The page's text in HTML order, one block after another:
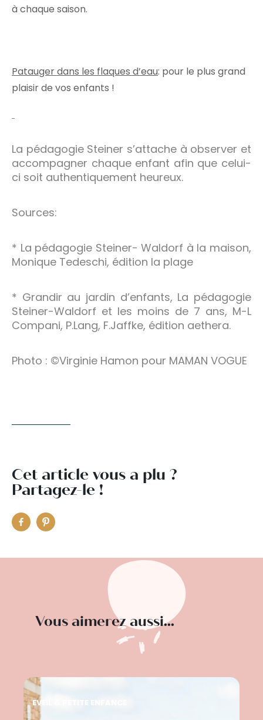
à chaque saison.
Patauger dans les flaques d’eau: pour le plus grand
plaisir de vos enfants !
La pédagogie Steiner s’attache à observer et
accompagner chaque enfant afin que celui-
ci soit authentiquement heureux.
Sources:
* La pédagogie Steiner- Waldorf à la maison,
Monique Tedeschi, édition la plage
* Grandir au jardin d’enfants, La pédagogie
Steiner-Waldorf et les moins de 7 ans, M-L
Compani, P.Lang, F.Jaffke, édition aethera.
Photo : ©Virginie Hamon pour MAMAN VOGUE
Cet article vous a plu ?
Partagez-le !
Vous aimerez aussi...
EVEIL & PETITE ENFANCE